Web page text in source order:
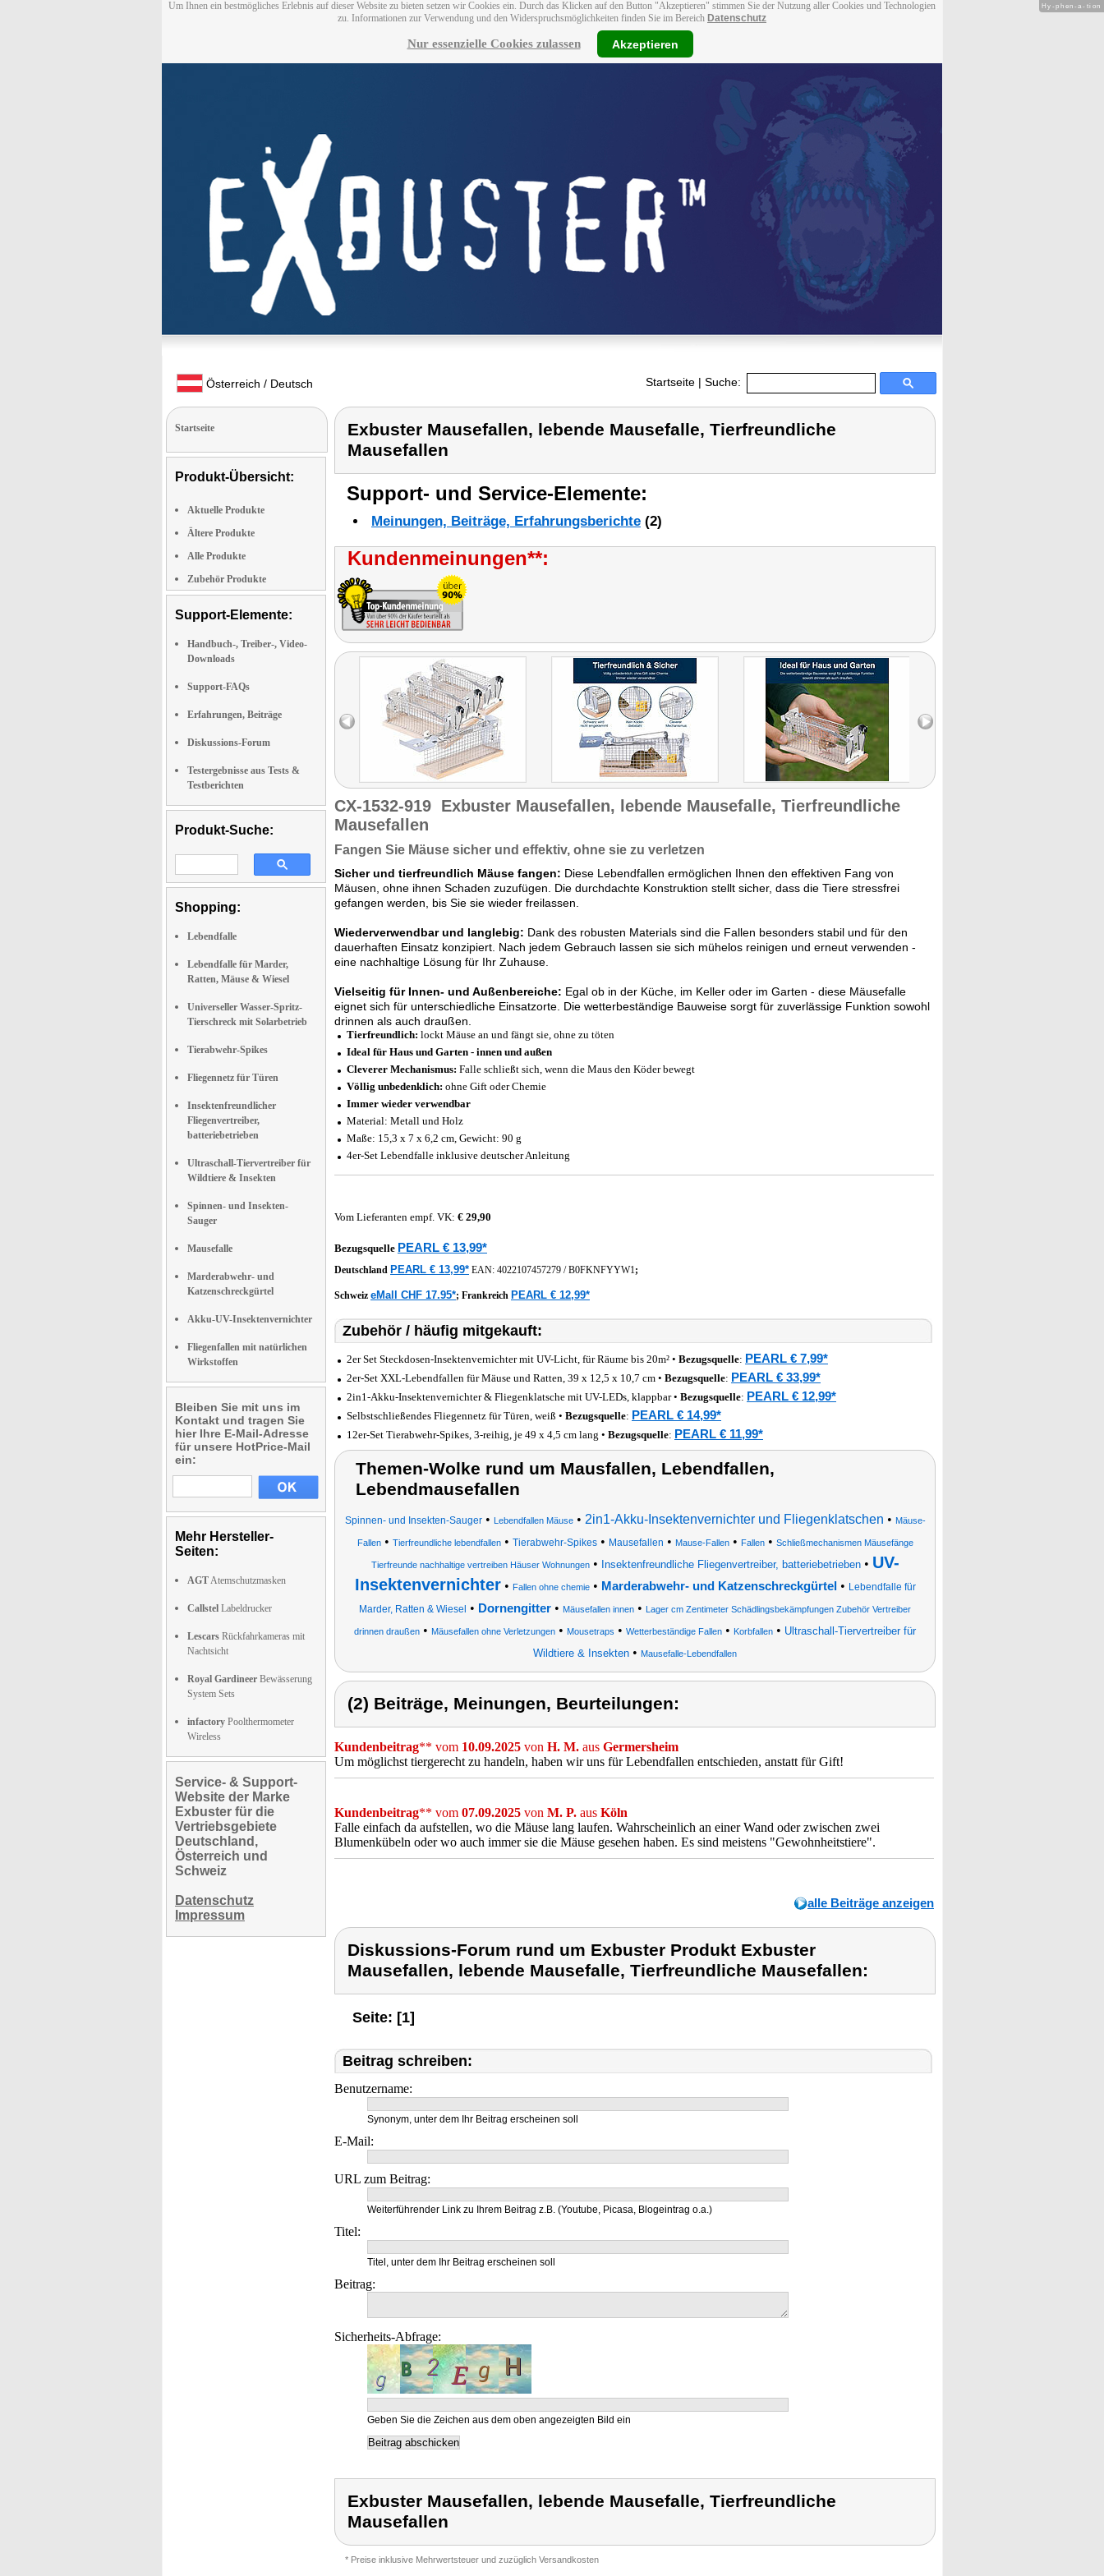
Um Ihnen ein bestmögliches Erlebnis auf dieser Website zu bieten setzen wir Cookies ein. Durch das Klicken auf den Button "Akzeptieren" stimmen Sie der Nutzung aller Cookies und Technologien
zu. Informationen zur Verwendung und den Widerspruchsmöglichkeiten finden Sie im Bereich Datenschutz
Nur essenzielle Cookies zulassen Akzeptieren
Österreich / Deutsch Startseite | Suche:
Startseite
Produkt-Übersicht:
Aktuelle Produkte
Ältere Produkte
Alle Produkte
Zubehör Produkte
Support-Elemente:
Handbuch-, Treiber-, Video-
Downloads
Support-FAQs
Erfahrungen, Beiträge
Diskussions-Forum
Testergebnisse aus Tests &
Testberichten
Produkt-Suche:
Shopping:
Lebendfalle
Lebendfalle für Marder,
Ratten, Mäuse & Wiesel
Universeller Wasser-Spritz-
Tierschreck mit Solarbetrieb
Tierabwehr-Spikes
Fliegennetz für Türen
Insektenfreundlicher
Fliegenvertreiber,
batteriebetrieben
Ultraschall-Tiervertreiber für
Wildtiere & Insekten
Spinnen- und Insekten-
Sauger
Mausefalle
Marderabwehr- und
Katzenschreckgürtel
Akku-UV-Insektenvernichter
Fliegenfallen mit natürlichen
Wirkstoffen
Bleiben Sie mit uns im
Kontakt und tragen Sie
hier Ihre E-Mail-Adresse
für unsere HotPrice-Mail
ein:
Mehr Hersteller-
Seiten:
AGTAtemschutzmasken
Callstel Labeldrucker
Lescars Rückfahrkameras mit
Nachtsicht
Royal Gardineer Bewässerung
System Sets
infactory Poolthermometer
Wireless
Service- & Support-
Website der Marke
Exbuster für die
Vertriebsgebiete
Deutschland,
Österreich und
Schweiz
Datenschutz
Impressum
Exbuster Mausefallen, lebende Mausefalle, Tierfreundliche
Mausefallen
Support- und Service-Elemente:
Meinungen, Beiträge, Erfahrungsberichte (2)
Kundenmeinungen**:
CX-1532-919 Exbuster Mausefallen, lebende Mausefalle, Tierfreundliche
Mausefallen
Fangen Sie Mäuse sicher und effektiv, ohne sie zu verletzen
Sicher und tierfreundlich Mäuse fangen: Diese Lebendfallen ermöglichen Ihnen den effektiven Fang von
Mäusen, ohne ihnen Schaden zuzufügen. Die durchdachte Konstruktion stellt sicher, dass die Tiere stressfrei
gefangen werden, bis Sie sie wieder freilassen.
Wiederverwendbar und langlebig: Dank des robusten Materials sind die Fallen besonders stabil und für den
dauerhaften Einsatz konzipiert. Nach jedem Gebrauch lassen sie sich mühelos reinigen und erneut verwenden -
eine nachhaltige Lösung für Ihr Zuhause.
Vielseitig für Innen- und Außenbereiche: Egal ob in der Küche, im Keller oder im Garten - diese Mäusefalle
eignet sich für unterschiedliche Einsatzorte. Die wetterbeständige Bauweise sorgt für zuverlässige Funktion sowohl
drinnen als auch draußen.
Tierfreundlich: lockt Mäuse an und fängt sie, ohne zu töten
Ideal für Haus und Garten - innen und außen
Cleverer Mechanismus: Falle schließt sich, wenn die Maus den Köder bewegt
Völlig unbedenklich: ohne Gift oder Chemie
Immer wieder verwendbar
Material: Metall und Holz
Maße: 15,3 x 7 x 6,2 cm, Gewicht: 90 g
4er-Set Lebendfalle inklusive deutscher Anleitung
Vom Lieferanten empf. VK: € 29,90
Bezugsquelle PEARL € 13,99*
Deutschland PEARL € 13,99* EAN: 4022107457279 /B0FKNFYYW1;
Schweiz eMall CHF 17.95*; Frankreich PEARL € 12,99*
Zubehör / häufig mitgekauft:
2er Set Steckdosen-Insektenvernichter mit UV-Licht, für Räume bis 20m² • Bezugsquelle: PEARL € 7,99*
2er-Set XXL-Lebendfallen für Mäuse und Ratten, 39 x 12,5 x 10,7 cm • Bezugsquelle: PEARL € 33,99*
2in1-Akku-Insektenvernichter & Fliegenklatsche mit UV-LEDs, klappbar • Bezugsquelle: PEARL € 12,99*
Selbstschließendes Fliegennetz für Türen, weiß • Bezugsquelle: PEARL € 14,99*
12er-Set Tierabwehr-Spikes, 3-reihig, je 49 x 4,5 cm lang • Bezugsquelle: PEARL € 11,99*
Themen-Wolke rund um Mausfallen, Lebendfallen,
Lebendmausefallen
Spinnen- und Insekten-Sauger• Lebendfallen Mäuse• 2in1-Akku-Insektenvernichter und Fliegenklatschen • Mäuse-
Fallen• Tierfreundliche lebendfallen• Tierabwehr-Spikes• Mausefallen • Mause-Fallen• Fallen• Schließmechanismen Mäusefänge
Tierfreunde nachhaltige vertreiben Häuser Wohnungen• Insektenfreundliche Fliegenvertreiber, batteriebetrieben• UV-
Insektenvernichter• Fallen ohne chemie• Marderabwehr- und Katzenschreckgürtel • Lebendfalle für
Marder, Ratten & Wiesel
• Dornengitter • Mäusefallen innen • Lager cm Zentimeter Schädlingsbekämpfungen Zubehör Vertreiber
drinnen draußen • Mäusefallen ohne Verletzungen • Mousetraps • Wetterbeständige Fallen • Korbfallen • Ultraschall-Tiervertreiber für
Wildtiere & Insekten • Mausefalle-Lebendfallen
(2) Beiträge, Meinungen, Beurteilungen:
Kundenbeitrag** vom 10.09.2025 von H. M. aus Germersheim
Um möglichst tiergerecht zu handeln, haben wir uns für Lebendfallen entschieden, anstatt für Gift!
Kundenbeitrag** vom 07.09.2025 von M. P. aus Köln
Falle einfach da aufstellen, wo die Mäuse lang laufen. Wahrscheinlich an einer Wand oder zwischen zwei
Blumenkübeln oder wo auch immer sie die Mäuse gesehen haben. Es sind meistens "Gewohnheitstiere".
alle Beiträge anzeigen
Diskussions-Forum rund um Exbuster Produkt Exbuster
Mausefallen, lebende Mausefalle, Tierfreundliche Mausefallen:
Seite: [1]
Beitrag schreiben:
Benutzername:
Synonym, unter dem Ihr Beitrag erscheinen soll
E-Mail:
URL zum Beitrag:
Weiterführender Link zu Ihrem Beitrag z.B. (Youtube, Picasa, Blogeintrag o.a.)
Titel:
Titel, unter dem Ihr Beitrag erscheinen soll
Beitrag:
Sicherheits-Abfrage:
Geben Sie die Zeichen aus dem oben angezeigten Bild ein
Exbuster Mausefallen, lebende Mausefalle, Tierfreundliche
Mausefallen
* Preise inklusive Mehrwertsteuer und zuzüglich Versandkosten
Hy-phen-a-tion